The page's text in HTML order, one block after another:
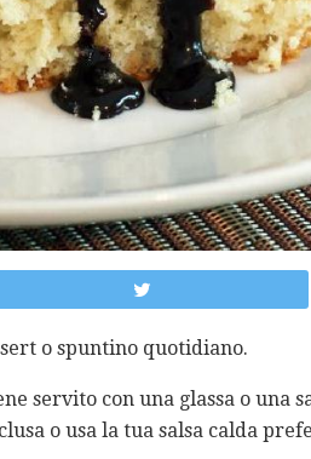
o spuntino quotidiano.
servito con una glassa o una
o usa la tua salsa calda